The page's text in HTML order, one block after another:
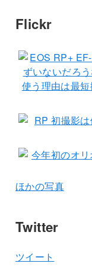
Flickr
ほかの写真
Twitter
ツイート